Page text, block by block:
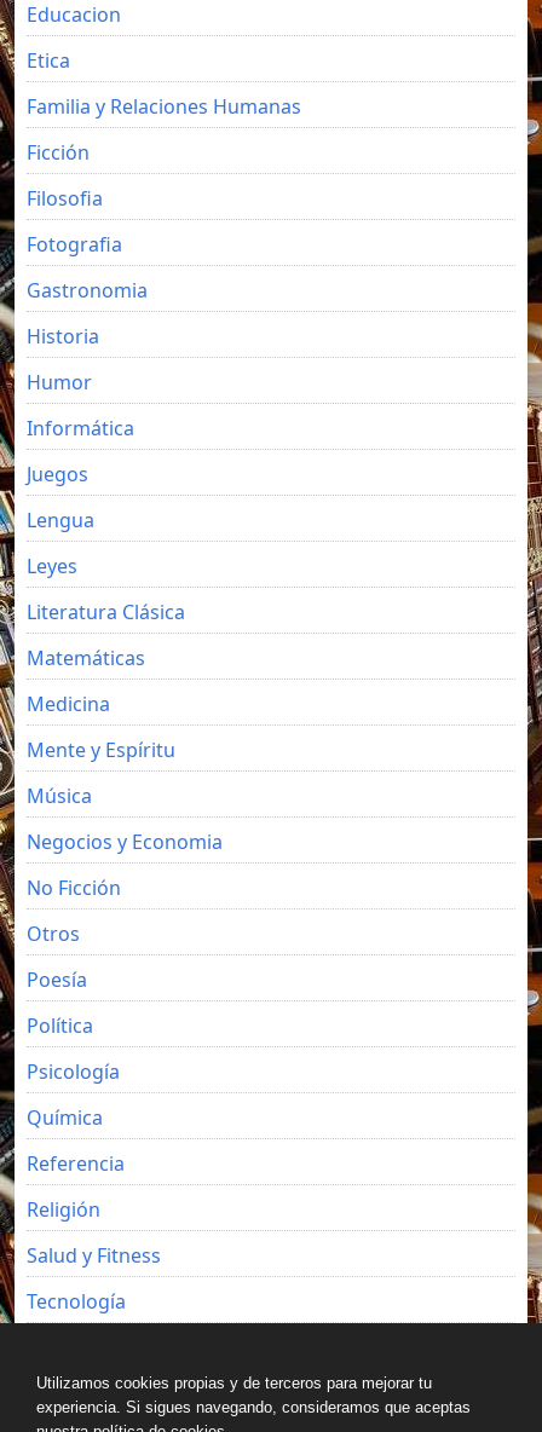
Educacion
Etica
Familia y Relaciones Humanas
Ficción
Filosofia
Fotografia
Gastronomia
Historia
Humor
Informática
Juegos
Lengua
Leyes
Literatura Clásica
Matemáticas
Medicina
Mente y Espíritu
Música
Negocios y Economia
No Ficción
Otros
Poesía
Política
Psicología
Química
Referencia
Religión
Salud y Fitness
Tecnología
Utilizamos cookies propias y de terceros para mejorar tu
experiencia. Si sigues navegando, consideramos que aceptas